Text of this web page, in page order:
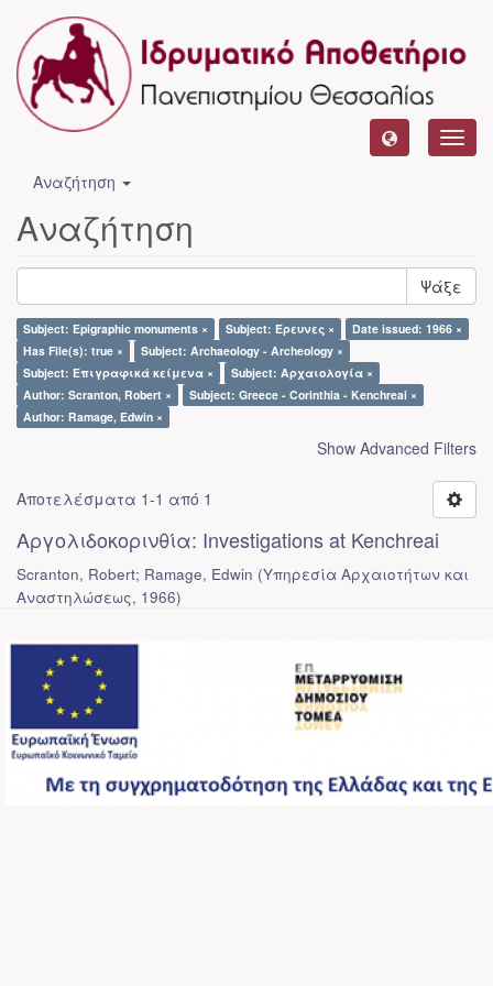
Αναζήτηση
Αναζήτηση
Ψάξε
Subject: Epigraphic monuments × Subject: Έρευνες ×
Date issued: 1966 ×
Has File(s): true ×
Subject: Archaeology - Archeology ×
Subject: Επιγραφικά κείμενα ×
Subject: Αρχαιολογία ×
Author: Scranton, Robert ×
Subject: Greece - Corinthia - Kenchreai ×
Author: Ramage, Edwin ×
Show Advanced Filters
Αποτελέσματα 1-1 από 1
Αργολιδοκορινθία: Investigations at Kenchreai
Scranton, Robert; Ramage, Edwin (Υπηρεσία Αρχαιοτήτων και
Αναστηλώσεως, 1966)